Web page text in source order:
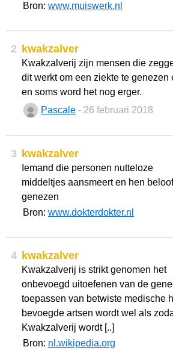
Bron: www.muiswerk.nl
2 kwakzalver
Kwakzalverij zijn mensen die
dit werkt om een ziekte te genezen
en soms word het nog erger.
Pascale - 26 februari 2018
3 kwakzalver
Iemand die personen nutteloze
middeltjes aansmeert en hen
genezen
Bron: www.dokterdokter.nl
4 kwakzalver
Kwakzalverij is strikt genomen het
onbevoegd uitoefenen van de
toepassen van betwiste medische
bevoegde artsen wordt wel als
Kwakzalverij wordt [..]
Bron: nl.wikipedia.org